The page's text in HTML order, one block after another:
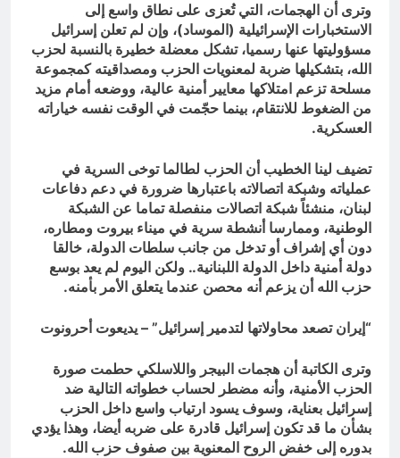
وترى أن الهجمات، التي تُعزى على نطاق واسع إلى
الاستخبارات الإسرائيلية (الموساد)، وإن لم تعلن إسرائيل
مسؤوليتها عنها رسميا، تشكل معضلة خطيرة بالنسبة لحزب
الله، بتشكيلها ضربة لمعنويات الحزب ومصداقيته كمجموعة
مسلحة تزعم امتلاكها معايير أمنية عالية، ووضعه أمام مزيد
من الضغوط للانتقام، بينما حجّمت في الوقت نفسه خياراته
العسكرية.
تضيف لينا الخطيب أن الحزب لطالما توخى السرية في
عملياته وشبكة اتصالاته باعتبارها ضرورة في دعم دفاعات
لبنان، منشئاً شبكة اتصالات منفصلة تماما عن الشبكة
الوطنية، وممارسا أنشطة سرية في ميناء بيروت ومطاره،
دون أي إشراف أو تدخل من جانب سلطات الدولة، خالقا
دولة أمنية داخل الدولة اللبنانية.. ولكن اليوم لم يعد بوسع
حزب الله أن يزعم أنه محصن عندما يتعلق الأمر بأمنه.
“إيران تصعد محاولاتها لتدمير إسرائيل” – يديعوت أحرونوت
وترى الكاتبة أن هجمات البيجر واللاسلكي حطمت صورة
الحزب الأمنية، وأنه مضطر لحساب خطواته التالية ضد
إسرائيل بعناية، وسوف يسود ارتياب واسع داخل الحزب
بشأن ما قد تكون إسرائيل قادرة على ضربه أيضا، وهذا يؤدي
بدوره إلى خفض الروح المعنوية بين صفوف حزب الله.